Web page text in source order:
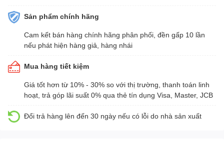
Sản phẩm chính hãng
Cam kết bán hàng chính hãng phân phối, đền gấp 10 lần
nếu phát hiện hàng giả, hàng nhái
Mua hàng tiết kiệm
Giá tốt hơn từ 10% - 30% so với thị trường, thanh toán linh
hoạt, trả góp lãi suất 0% qua thẻ tín dụng Visa, Master, JCB
Đổi trả hàng lên đến 30 ngày nếu có lỗi do nhà sản xuất